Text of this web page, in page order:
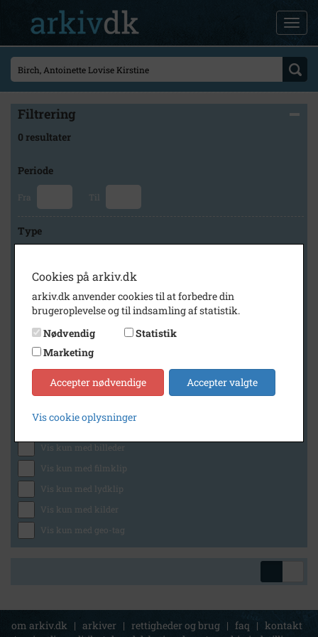
Filtrering
0 resultater
Periode
Fra Til
Type
Arkiv
Kalundborg Lokalarkiv
Generelt
Vis kun med billeder
Vis kun med filmklip
Vis kun med lydklip
Vis kun med kilder
Vis kun med geo-tag
om arkiv.dk | arkiver | rettigheder og brug | faq | kontakt
Cookies på arkiv.dk
arkiv.dk anvender cookies til at forbedre din
brugeroplevelse og til indsamling af statistik.
Nødvendig
Statistik
Marketing
Accepter nødvendige Accepter valgte
Vis cookie oplysninger